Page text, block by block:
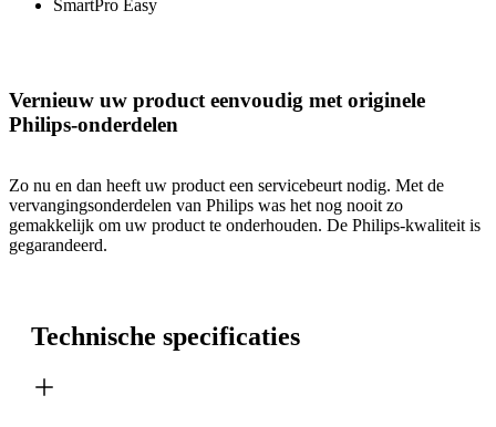
SmartPro Easy
Vernieuw uw product eenvoudig met originele
Philips-onderdelen
Zo nu en dan heeft uw product een servicebeurt nodig. Met de
vervangingsonderdelen van Philips was het nog nooit zo
gemakkelijk om uw product te onderhouden. De Philips-kwaliteit is
gegarandeerd.
Technische specificaties